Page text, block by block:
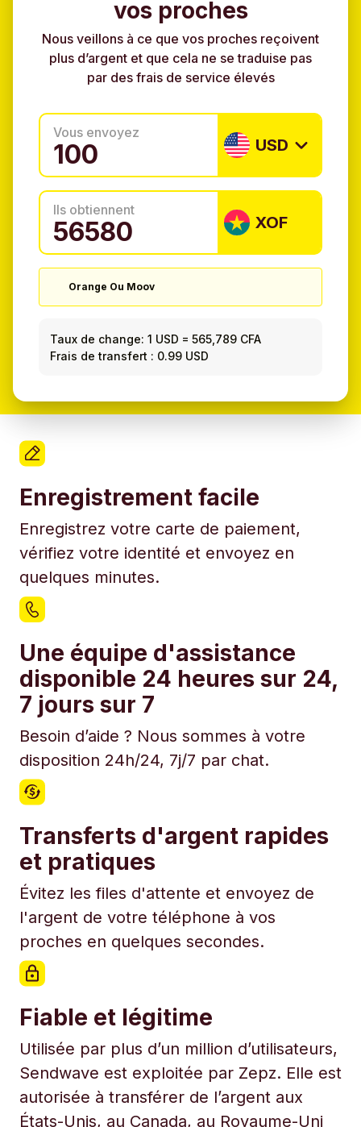
vos proches
Nous veillons à ce que vos proches reçoivent
plus d’argent et que cela ne se traduise pas
par des frais de service élevés
Vous envoyez
USD
Ils obtiennent
XOF
Orange Ou Moov
Taux de change: 1 USD =565,789 CFA
Frais de transfert : 0.99 USD
Enregistrement facile
Enregistrez votre carte de paiement,
vérifiez votre identité et envoyez en
quelques minutes.
Une équipe d'assistance
disponible 24 heures sur 24,
7 jours sur 7
Besoin d’aide ? Nous sommes à votre
disposition 24h/24, 7j/7 par chat.
Transferts d'argent rapides
et pratiques
Évitez les files d'attente et envoyez de
l'argent de votre téléphone à vos
proches en quelques secondes.
Fiable et légitime
Utilisée par plus d’un million d’utilisateurs,
Sendwave est exploitée par Zepz. Elle est
autorisée à transférer de l’argent aux
États-Unis, au Canada, au Royaume-Uni